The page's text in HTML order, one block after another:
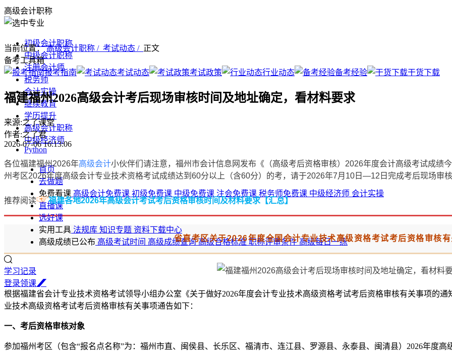
高级会计职称
初级会计职称
中级会计职称
注册会计师
税务师
会计实操
继续教育
学历提升
高级会计职称
中级经济师
Python
首页
去做题
免费看课 高级会计免费课 初级免费课 中级免费课 注会免费课 税务师免费课 中级经济师 会计实操
直播课
选好课
实用工具 法规库 知识专题 资料下载中心
高级成绩已公布 高级考试时间 高级成绩查询高级合格标准职称评审条件高级每日一练
学习记录
登录领课
当前位置：高级会计职称 / 考试动态 / 正文
备考工具箱
报考指南
考试动态 考试政策 行业动态 备考经验 干货下载
福建福州2026高级会计考后现场审核时间及地址确定，看材料要求
来源:之了课堂
作者:之了君
2026-07-06 16:13:06
各位福建福州2026年高级会计小伙伴们请注意，福州市会计信息网发布《（高级考后资格审核）2026年度会计高级考试成绩
州考区2026年度高级会计专业技术资格考试成绩达到60分以上（含60分）的考，请于2026年7月10日—12日完成考后现场审
推荐阅读☞福建各地2026年高级会计考试考后资格审核时间及材料要求【汇总】
省直考区关于2026年度全国会计专业技术高级资格考试考后资格审核
根据福建省会计专业技术资格考试领导小组办公室《关于做好2026年度会计专业技术高级资格考试考后资格审核有关事项的
业技术高级资格考试考后资格审核有关事项通告如下：
一、考后资格审核对象
参加福州考区（包含“报名点名称”为：福州市直、闽侯县、长乐区、福清市、连江县、罗源县、永泰县、闽清县）2026年度